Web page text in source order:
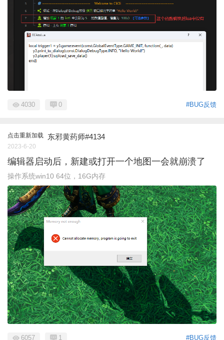
#BUG反馈
4030 0
点击重新加载 东邪黄药师#4134
2023-6-20
编辑器启动后，新建或打开一个地图一会就崩溃了
操作系统win10 64位，16G内存
#BUG反馈
6057 1